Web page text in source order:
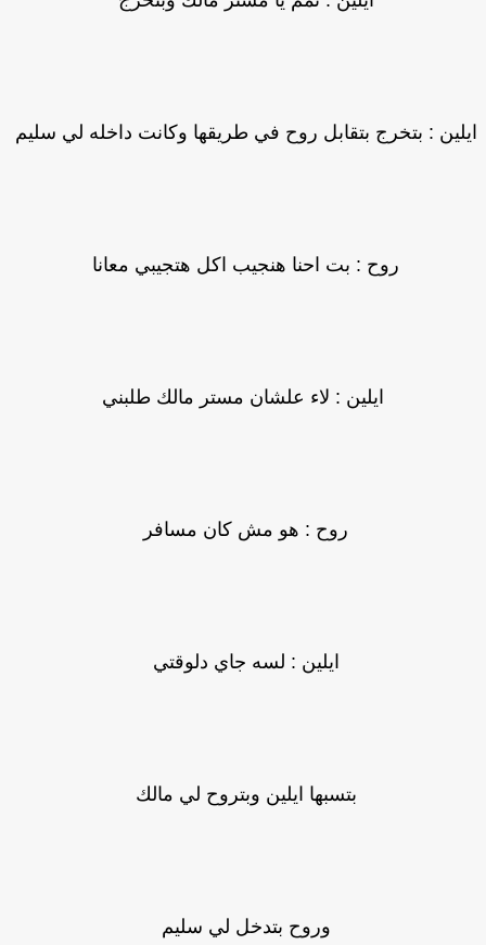
: بتخرج بتقابل روح في طريقها وكانت داخله لي سليم
روح : بت احنا هنجيب اكل هتجيبي معانا
ايلين : لاء علشان مستر مالك طلبني
روح : هو مش كان مسافر
ايلين : لسه جاي دلوقتي
بتسبها ايلين وبتروح لي مالك
وروح بتدخل لي سليم